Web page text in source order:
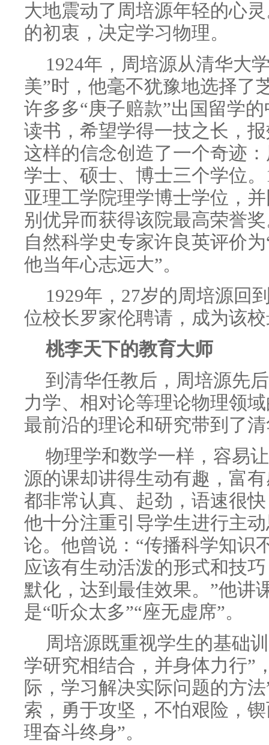
大地震动了周培源年轻的心
的初衷，决定学习物理。
1924年，周培源从清华大
美”时，他毫不犹豫地选择了
许多多“庚子赔款”出国留学
读书，希望学得一技之长，
这样的信念创造了一个奇迹
学士、硕士、博士三个学位
亚理工学院理学博士学位，
别优异而获得该院最高荣誉
自然科学史专家许良英评价
他当年心志远大”。
1929年，27岁的周培源回
位校长罗家伦聘请，成为该
桃李天下的教育大师
到清华任教后，周培源先
力学、相对论等理论物理领
最前沿的理论和研究带到了
物理学和数学一样，容易
源的课却讲得生动有趣，富
都非常认真、起劲，语速很
他十分注重引导学生进行主
论。他曾说：“传播科学知识
应该有生动活泼的形式和技
默化，达到最佳效果。”他讲
是“听众太多”“座无虚席”。
周培源既重视学生的基础
学研究相结合，并身体力行”
际，学习解决实际问题的方
索，勇于攻坚，不怕艰险，
理奋斗终身”。